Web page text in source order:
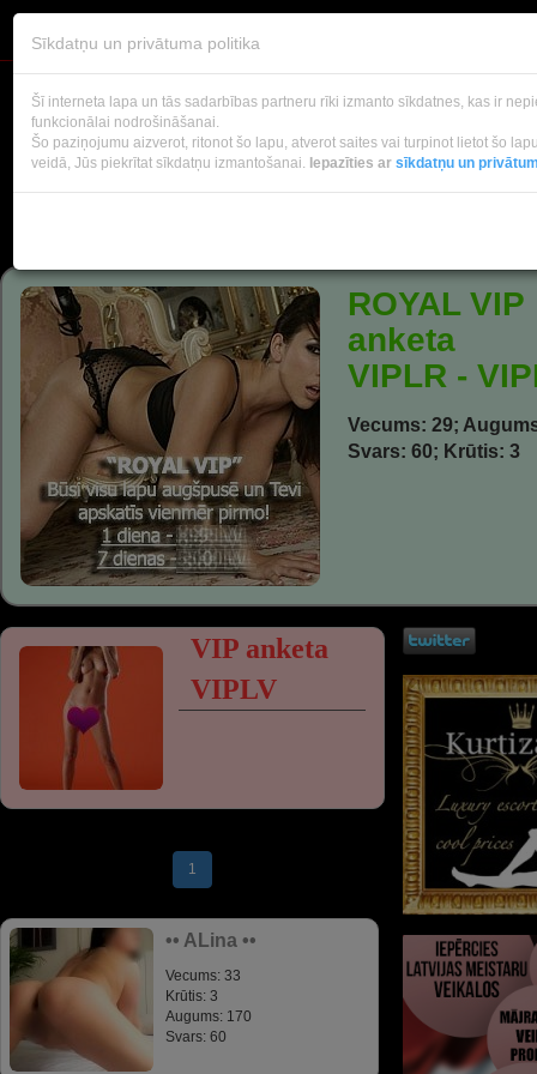
ROYAL VIP
anketa
VIPLR -
Vecums: 29;
Svars: 60; Krūtis: 3
VIP anketa
VIPLV
1
•• ALina ••
Vecums: 33
Krūtis: 3
Augums: 170
Svars: 60
Sīkdatņu un privātuma politika
Šī interneta lapa un tās sadarbības partneru rīki izmanto sīkdatnes, kas ir
funkcionālai nodrošināšanai.
Šo paziņojumu aizverot, ritonot šo lapu, atverot saites vai turpinot lietot šo
veidā, Jūs piekrītat sīkdatņu izmantošanai. Iepazīties ar sīkdatņu un